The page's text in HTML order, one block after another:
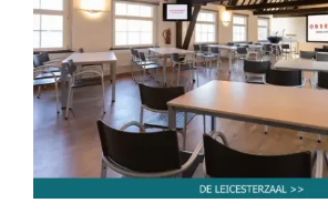
De
tot 30 personen tot 50 personen
tot 80 personen van 80-250